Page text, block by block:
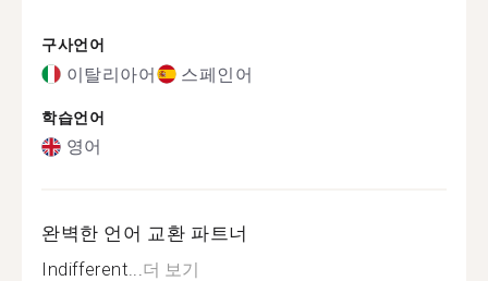
구사언어
이탈리아어 스페인어
학습언어
영어
완벽한 언어 교환 파트너
Indifferent...더 보기